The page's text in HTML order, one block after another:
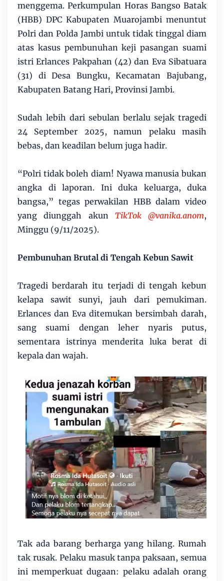
menggema. Perkumpulan Horas Bangso Batak
(HBB) DPC Kabupaten Muarojambi menuntut
Polri dan Polda Jambi untuk tidak tinggal diam
atas kasus pembunuhan keji pasangan suami
istri Erlances Pakpahan (42) dan Eva Sibatuara
(31) di Desa Bungku, Kecamatan Bajubang,
Kabupaten Batang Hari, Provinsi Jambi.
Sudah lebih dari sebulan berlalu sejak tragedi
24 September 2025, namun pelaku masih
bebas, dan keadilan belum juga hadir.
“Polri tidak boleh diam! Nyawa manusia bukan
angka di laporan. Ini duka keluarga, duka
bangsa,” tegas perwakilan HBB dalam video
yang diunggah akun TikTok @vanika.anom,
Minggu (9/11/2025).
Pembunuhan Brutal di Tengah Kebun Sawit
Tragedi berdarah itu terjadi di tengah kebun
kelapa sawit sunyi, jauh dari pemukiman.
Erlances dan Eva ditemukan bersimbah darah,
sang suami dengan leher nyaris putus,
sementara istrinya menderita luka berat di
kepala dan wajah.
Tak ada barang berharga yang hilang. Rumah
tak rusak. Pelaku masuk tanpa paksaan, semua
ini memperkuat dugaan: pelaku adalah orang